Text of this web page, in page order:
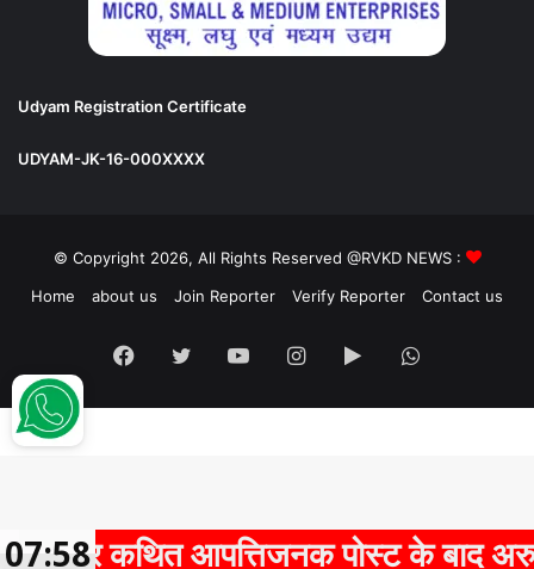
Udyam Registration Certificate
UDYAM-JK-16-000XXXX
© Copyright 2026, All Rights Reserved @RVKD NEWS :
Home
about us Join Reporter Verify Reporter Contact us
Facebook
TwitterYouTubeInstagram
Google
Play
WhatsApp
आपत्तिजनक पोस्ट के बाद अरुण पन्नालाल
07:58